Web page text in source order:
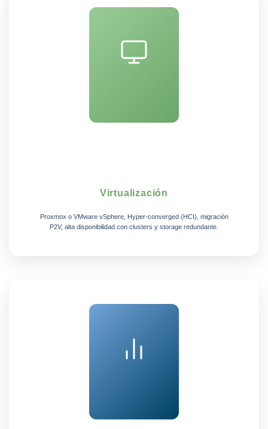
Virtualización
Proxmox o VMware vSphere, Hyper-converged (HCI), migración
P2V, alta disponibilidad con clusters y storage redundante.